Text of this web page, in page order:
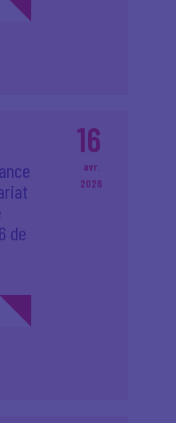
16
avr.
2026
de